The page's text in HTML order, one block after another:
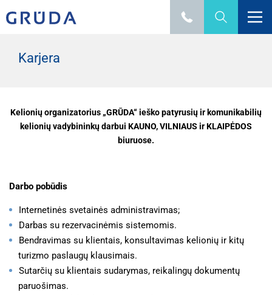
Karjera
Kelionių organizatorius „GRŪDA“ ieško patyrusių ir komunikabilių
kelionių vadybininkų darbui KAUNO, VILNIAUS ir KLAIPĖDOS
biuruose.
Darbo pobūdis
Internetinės svetainės administravimas;
Darbas su rezervacinėmis sistemomis.
Bendravimas su klientais, konsultavimas kelionių ir kitų
turizmo paslaugų klausimais.
Sutarčių su klientais sudarymas, reikalingų dokumentų
paruošimas.